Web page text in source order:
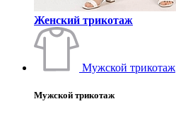
Женский трикотаж
Мужской трикотаж
Мужской трикотаж